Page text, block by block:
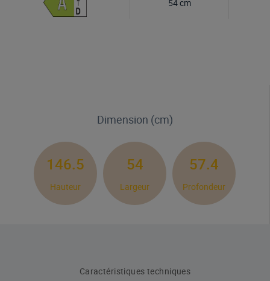
54 cm
Dimension (cm)
146.5
Hauteur
54
Largeur
57.4
Profondeur
Caractéristiques techniques